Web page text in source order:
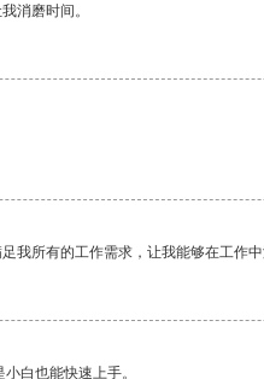
消磨时间。
我所有的工作需求，让我能够在工作中
白也能快速上手。